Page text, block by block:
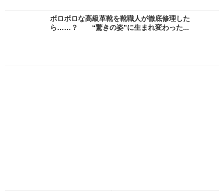
ボロボロな高級革靴を靴職人が徹底修理した
ら……？ “驚きの姿”に生まれ変わった...